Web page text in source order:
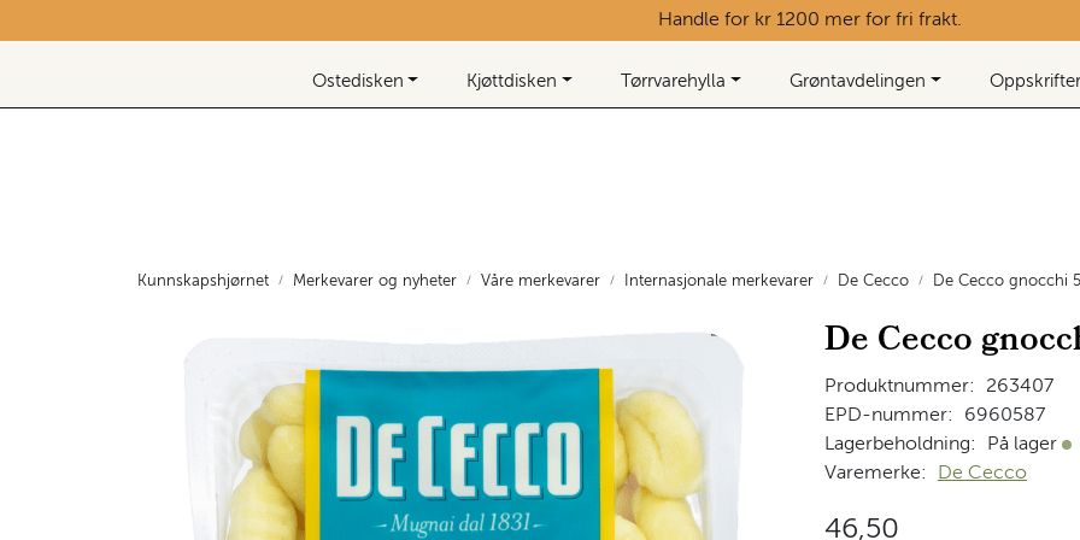
Handle for kr 1200 mer for fri frakt.
Ostedisken Kjøttdisken Tørrvarehylla Grøntavdelingen Oppskrifter
Kunnskapshjørnet Merkevarer og nyheter Våre merkevarer Internasjonale merkevarer De Cecco De Cecco gnocchi
De Cecco
Produktnummer:
263407
EPD-nummer:
6960587
Lagerbeholdning:
På lager
Varemerke: De Cecco
46,50